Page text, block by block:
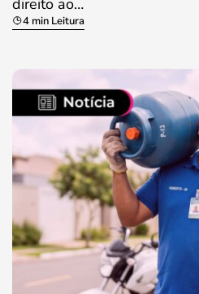
4 min Leitura